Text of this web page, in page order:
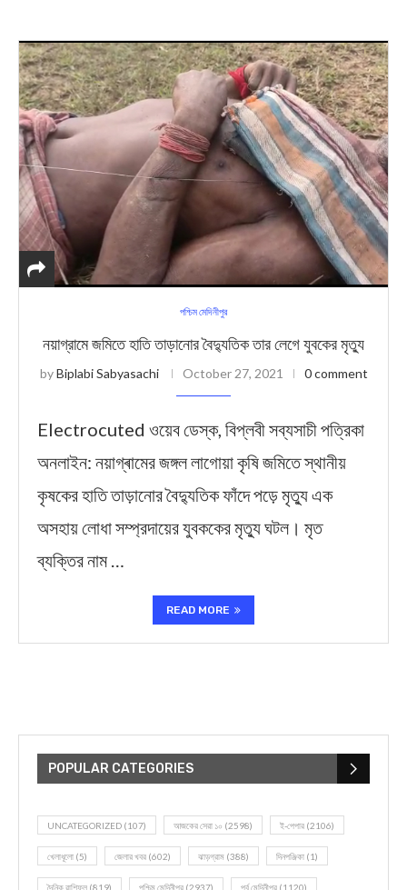
পশ্চিম মেদিনীপুর
নয়াগ্রামে জমিতে হাতি তাড়ানোর বৈদ্যুতিক তার লেগে যুবকের মৃত্যু
byBiplabi Sabyasachi October 27, 2021 0 comment
Electrocuted ওয়েব ডেস্ক, বিপ্লবী সব্যসাচী পত্রিকা
অনলাইন: নয়াগ্ৰামের জঙ্গল লাগোয়া কৃষি জমিতে স্থানীয়
কৃষকের হাতি তাড়ানোর বৈদ্যুতিক ফাঁদে পড়ে মৃত্যু এক
অসহায় লোধা সম্প্রদায়ের যুবককের মৃত্যু ঘটল। মৃত
ব্যক্তির নাম …
READ MORE
POPULAR CATEGORIES
UNCATEGORIZED (107) আজকের সেরা ১০ (2598) ই-পেপার (2106)
খেলাধূলো (5) জেলার খবর (602) ঝাড়গ্রাম (388) দিনপঞ্জিকা (1)
দৈনিক রাশিফল (819) পশ্চিম মেদিনীপুর (2937) পূর্ব মেদিনীপুর (1120)